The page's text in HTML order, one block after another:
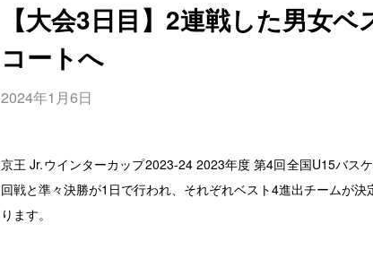
【大会3日目】2連戦した男女
コートへ
2024年1月6日
京王 Jr.ウインターカップ2023-24 2023年度 第4回全国U15バス
回戦と準々決勝が1日で行われ、それぞれベスト4進出チームが
ります。